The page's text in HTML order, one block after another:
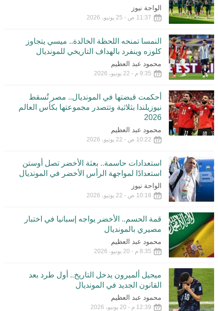
الواحة نيوز
11:37 ص - 25 يونيو، 2026
النمسا تمنحه اللحظة الخالدة.. ميسي يتجاوز
كلوزه وينفرد بالهداف التاريخي للمونديال
محمود عبد العظيم
9:35 م - 22 يونيو، 2026
أحكمت قبضتها في المونديال.. مصر تُسقط
نيوزيلندا بثلاثية وتتصدر مجموعتها بكأس العالم
2026
محمود عبد العظيم
10:22 ص - 22 يونيو، 2026
استعدادات حاسمة.. بعثة الأخضر تصل أوستن
استعدادًا لمواجهة الرأس الأخضر في المونديال
الواحة نيوز
10:18 ص - 22 يونيو، 2026
قمة الحسم.. الأخضر يواجه إسبانيا في اختبار
مصيري بالمونديال
محمود عبد العظيم
8:35 م - 20 يونيو، 2026
ميجيل ألميرون يدخل التاريخ.. أول طرد بعد
القانون الجديد في المونديال
محمود عبد العظيم
12:39 م - 20 يونيو، 2026